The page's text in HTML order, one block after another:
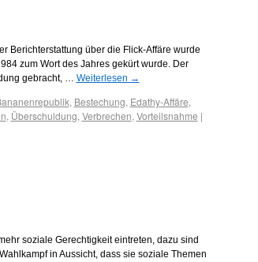
Berichterstattung über die Flick-Affäre wurde
zum Wort des Jahres gekürt wurde. Der
gebracht, … Weiterlesen →
, Bestechung, Edathy-Affäre,
, Überschuldung, Verbrechen, Vorteilsnahme |
soziale Gerechtigkeit eintreten, dazu sind
in Aussicht, dass sie soziale Themen